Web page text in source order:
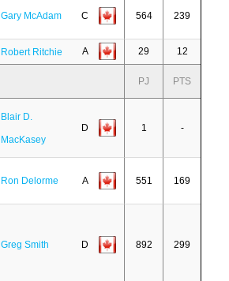
Gary McAdam C 564 239
Robert Ritchie A 29 12
PJ PTS
Blair D.
MacKasey
D 1 -
Ron Delorme A 551 169
Greg Smith D 892 299